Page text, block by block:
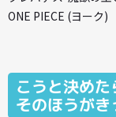
ONE PIECE (ヨーク)
こうと決めた
そのほうがき